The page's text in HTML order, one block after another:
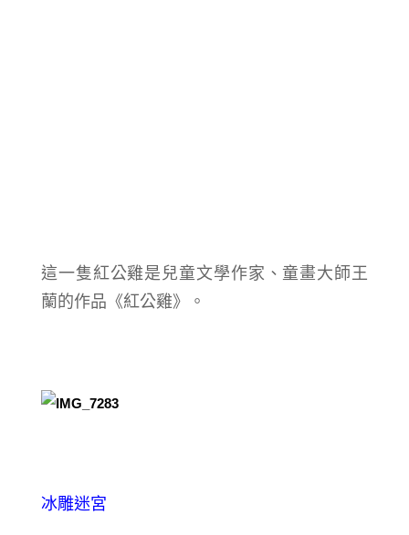
這一隻紅公雞是兒童文學作家、童畫大師王
蘭的作品《紅公雞》。
冰雕迷宮